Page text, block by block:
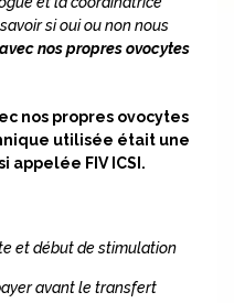
si oui ou non nous
nos propres ovocytes
nos propres ovocytes
utilisée était une
appelée FIV ICSI.
et début de stimulation
avant le transfert